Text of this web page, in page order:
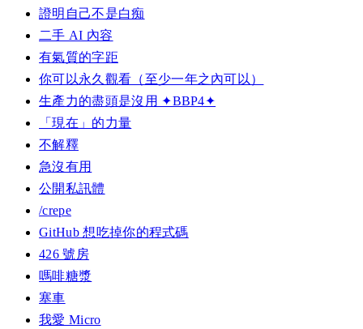
證明自己不是白痴
二手 AI 內容
有氣質的字距
你可以永久觀看（至少一年之內可以）
生產力的盡頭是沒用 ✦BBP4✦
「現在」的力量
不解釋
急沒有用
公開私訊體
/crepe
GitHub 想吃掉你的程式碼
426 號房
嗎啡糖漿
塞車
我愛 Micro